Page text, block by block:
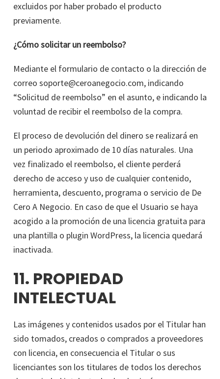
excluidos por haber probado el producto
previamente.
¿Cómo solicitar un reembolso?
Mediante el formulario de contacto o la dirección de
correo soporte@ceroanegocio.com, indicando
“Solicitud de reembolso” en el asunto, e indicando la
voluntad de recibir el reembolso de la compra.
El proceso de devolución del dinero se realizará en
un periodo aproximado de 10 días naturales. Una
vez finalizado el reembolso, el cliente perderá
derecho de acceso y uso de cualquier contenido,
herramienta, descuento, programa o servicio de De
Cero A Negocio. En caso de que el Usuario se haya
acogido a la promoción de una licencia gratuita para
una plantilla o plugin WordPress, la licencia quedará
inactivada.
11. PROPIEDAD
INTELECTUAL
Las imágenes y contenidos usados por el Titular han
sido tomados, creados o comprados a proveedores
con licencia, en consecuencia el Titular o sus
licenciantes son los titulares de todos los derechos